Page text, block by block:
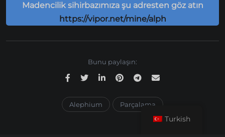
Madencilik sihirbazımıza şu adresten göz atın
https://vipor.net/mine/alph
Bunu paylaşın:
Alephium Parçalama
Turkish